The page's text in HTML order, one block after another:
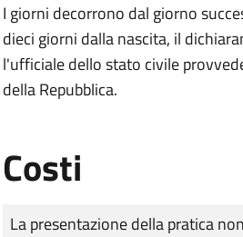
I giorni decorrono dal giorno
dieci giorni dalla nascita, il
l'ufficiale dello stato civile
della Repubblica.
Costi
Tipo di pagamento
Importo
La presentazione della pratica